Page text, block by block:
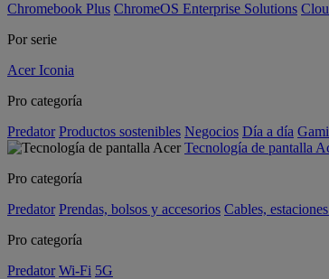
Chromebook Plus ChromeOS Enterprise Solutions
Por serie
Acer Iconia
Pro categoría
Predator Productos sostenibles Negocios Día a día
Tecnología de pantalla
Pro categoría
Predator Prendas, bolsos y accesorios Cables,
Pro categoría
Predator Wi-Fi 5G